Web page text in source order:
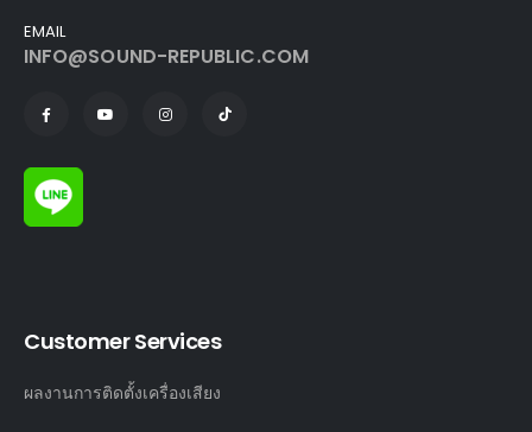
EMAIL
INFO@SOUND-REPUBLIC.COM
Customer Services
ผลงานการติดตั้งเครื่องเสียง